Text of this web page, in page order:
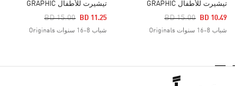
تيشيرت للأطفال GRAPHIC
Price Reduced From
BD 15.00
To BD 10.49
شباب 8-16 سنوات Originals
تيشيرت للأطفال GRAPHIC
Price Reduced From
BD 15.00
To BD 11.25
شباب 8-16 سنوات Originals